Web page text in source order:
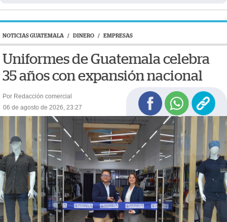
NOTICIAS GUATEMALA / DINERO / EMPRESAS
Uniformes de Guatemala celebra
35 años con expansión nacional
Por Redacción comercial
06 de agosto de 2026, 23:27